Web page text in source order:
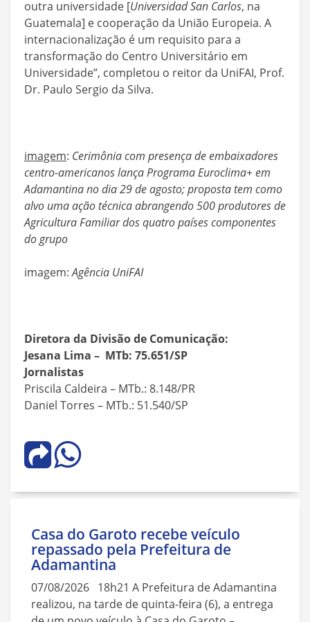
outra universidade [Universidad San Carlos, na
Guatemala] e cooperação da União Europeia. A
internacionalização é um requisito para a
transformação do Centro Universitário em
Universidade”, completou o reitor da UniFAI, Prof.
Dr. Paulo Sergio da Silva.
imagem: Cerimônia com presença de embaixadores
centro-americanos lança Programa Euroclima+ em
Adamantina no dia 29 de agosto; proposta tem como
alvo uma ação técnica abrangendo 500 produtores de
Agricultura Familiar dos quatro países componentes
do grupo
imagem:Agência UniFAI
Diretora da Divisão de Comunicação:
Jesana Lima – MTb: 75.651/SP
Jornalistas
Priscila Caldeira – MTb.: 8.148/PR
Daniel Torres – MTb.: 51.540/SP
Casa do Garoto recebe veículo
repassado pela Prefeitura de
Adamantina
07/08/2026 18h21 A Prefeitura de Adamantina
realizou, na tarde de quinta-feira (6), a entrega